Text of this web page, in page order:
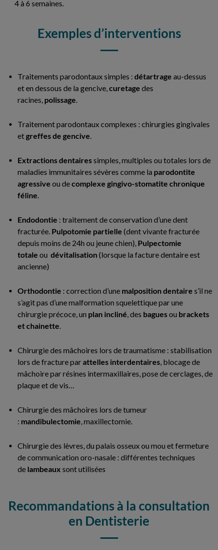
4 à 6 semaines.
Exemples d’interventions
Traitements parodontaux simples : détartrage au-dessus
et en dessous de la gencive,curetage des
racines, polissage.
Traitement parodontaux complexes : chirurgies gingivales
etgreffes de gencive.
Extractions dentairessimples, multiples ou totales lors de
maladies immunitaires sévères comme la parodontite
agressive ou decomplexe gingivo-stomatite chronique
féline.
Endodontie : traitement de conservation d’une dent
fracturée. Pulpotomie partielle (dent vivante fracturée
depuis moins de 24h ou jeune chien), Pulpectomie
totale ou dévitalisation(lorsque la facture dentaire est
ancienne)
Orthodontie : correction d’une malposition dentaire s’il ne
s’agit pas d’une malformation squelettique par une
chirurgie précoce, un plan incliné, des baguesou brackets
et chainette.
Chirurgie des mâchoires lors de traumatisme : stabilisation
lors de fracture parattelles interdentaires, blocage de
mâchoire par résines intermaxillaires, pose de cerclages, de
plaque et de vis…
Chirurgie des mâchoires lors de tumeur
: mandibulectomie, maxillectomie.
Chirurgie des lèvres, du palais osseux ou mou et fermeture
de communication oro-nasale : différentes techniques
de lambeaux sont utilisées
Recommandations à la consultation
en Dentisterie